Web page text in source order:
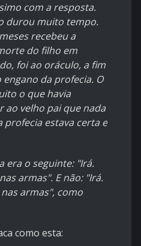
com a resposta.
durou muito tempo.
recebeu a
do filho em
foi ao oráculo, a fim
da profecia. O
o que havia
ao velho pai que nada
profecia estava certa e
era o seguinte: "Irá.
armas". E não: "Irá.
armas", como
como esta: